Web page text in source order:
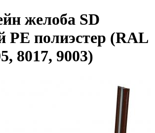
желоба SD
PE полиэстер (RAL
8017, 9003)